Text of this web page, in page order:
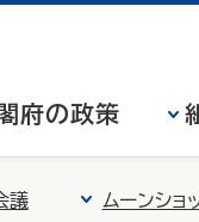
府の政策
議 ムーンショ